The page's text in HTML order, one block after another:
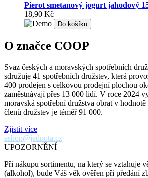
Pierot smetanový jogurt jahodový
18,90 Kč
Do košíku
O značce COOP
Svaz českých a moravských spotřebních
sdružuje 41 spotřebních družstev, která
400 prodejen s celkovou prodejní plochou
zaměstnávají přes 13 000 lidí. V roce 2024
moravská spotřební družstva obrat v
členů družstev je téměř 91 000.
Zjistit více
eshop@jednota.cz
UPOZORNĚNÍ
Při nákupu sortimentu, na který se vztahuje
(alkohol), bude Váš věk ověřen při předání